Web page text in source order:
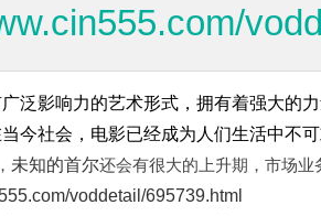
泛影响力的艺术形式，拥有着强大的
今社会，电影已经成为人们生活中不
未知的首尔还会有很大的上升期，市场
voddetail/695739.html